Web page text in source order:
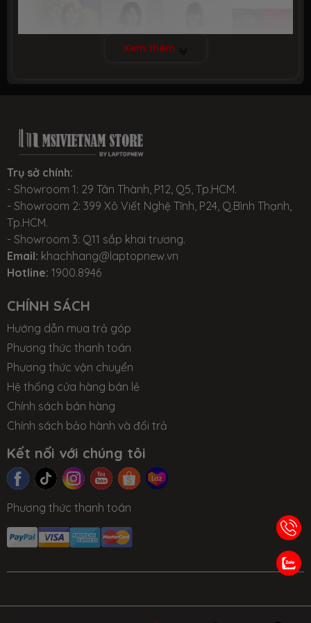
QUYỀN
HÀNH
Giới thiệu và đánh giá chung MSI Modern 14
2 - CẤU HÌNH VÀ THÔNG SỐ KỸ THUẬT CHUNG:
Tham khảo các model sản phẩm
tại:https://msivietnam.vn/msi-modern-14
3 - HIỆU NĂNG CỦA CHIP INTEL GEN 11
Được trang bị bộ vi xử lý Intel Core i3 Gen 11th với 2
lõi 4 luồng, xung nhịp tối đa lên tới 4.1 GHz, Modern 14
B10MW sẽ thừa sức xử lý những tác vụ đa nhiệm
cũng như vận hành mượt mà nhiều phần mềm văn
phòng, đồ họa hiện nay, xử lí tác vụ mượt hơn lên
đến 50% so với thế hệ trước, đặc biệt là với công
việc xử lí đa nhiệm. RAM DDR4 và ổ cứng SSD M.2
trữ, sao chép ứng dụng cực nhanh.
Đối với những người thường xuyên sử dụng các
phần mềm đồ họa, bạn hoàn toàn có thể sử dụng
lag. BởiMSI Modern 14 B10MWđược trang bị
Xem thêm
Trụ sở chính:
- Showroom 1: 29 Tân Thành, P12, Q5, Tp.HCM.
- Showroom 2: 399 Xô Viết Nghệ Tĩnh, P24, Q.Bình Thạnh,
Tp.HCM.
- Showroom 3: Q11 sắp khai trương.
Email: khachhang@laptopnew.vn
Hotline: 1900.8946
CHÍNH SÁCH
Hướng dẫn mua trả góp
Phương thức thanh toán
Phương thức vận chuyển
Hệ thống cửa hàng bán lẻ
Chính sách bán hàng
Chính sách bảo hành và đổi trả
Kết nối với chúng tôi
Phương thức thanh toán